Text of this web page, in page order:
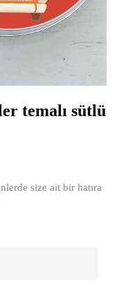
temalı sütlü
size ait bir hatıra